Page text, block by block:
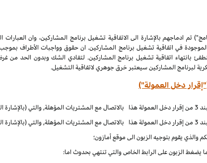
تم ادماجهم بالإشارة الى الاتفاقية تشغيل برنامج المشاركين، وان
لبرنامج المشاركين سيعتبر خرق جوهري لاتفاقية التشغيل.
دخل العمولة")
عند:
عند:
يقوم بتوجيه الزبون الى موقع أمازون؛
الزبون على الرابط الخاص والتي تنتهي بحدوث اما: